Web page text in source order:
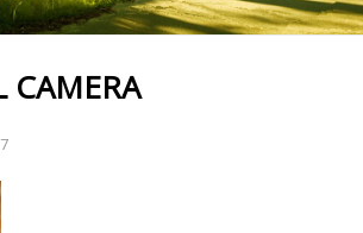
CAMERA